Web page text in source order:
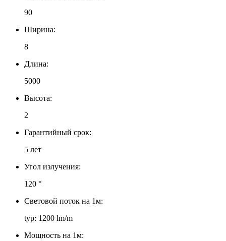
90
Ширина:
8
Длина:
5000
Высота:
2
Гарантийный срок:
5 лет
Угол излучения:
120 °
Световой поток на 1м:
typ: 1200 lm/m
Мощность на 1м: